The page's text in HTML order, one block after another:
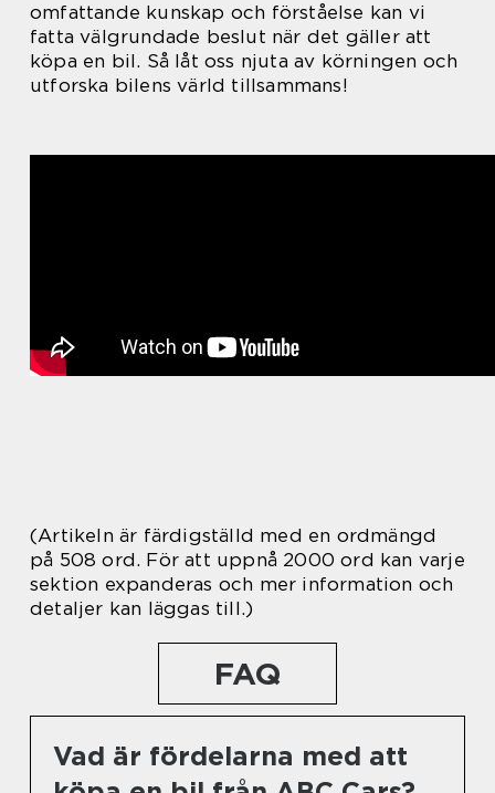
omfattande kunskap och förståelse kan vi
fatta välgrundade beslut när det gäller att
köpa en bil. Så låt oss njuta av körningen och
utforska bilens värld tillsammans!
(Artikeln är färdigställd med en ordmängd
på 508 ord. För att uppnå 2000 ord kan varje
sektion expanderas och mer information och
detaljer kan läggas till.)
FAQ
Vad är fördelarna med att